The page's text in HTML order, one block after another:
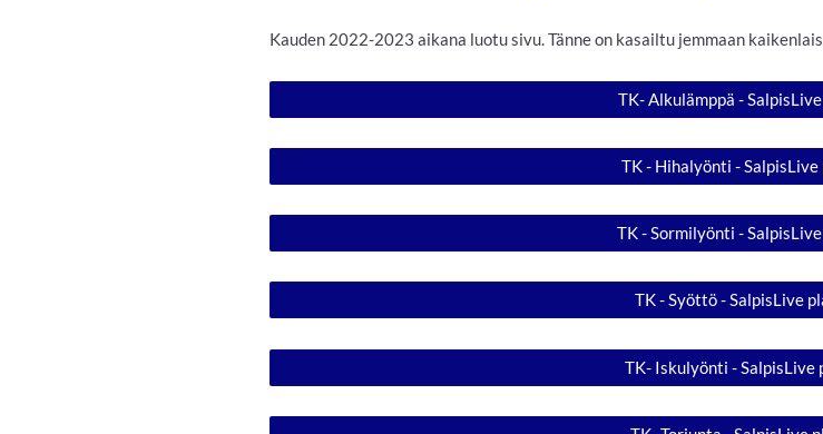
Kauden 2022-2023 aikana luotu sivu. Tänne on kasailtu jemmaan
TK- Alkulämppä -
TK - Hihalyönti -
TK - Sormilyönti -
TK - Syöttö - SalpisLive
TK- Iskulyönti - SalpisLive